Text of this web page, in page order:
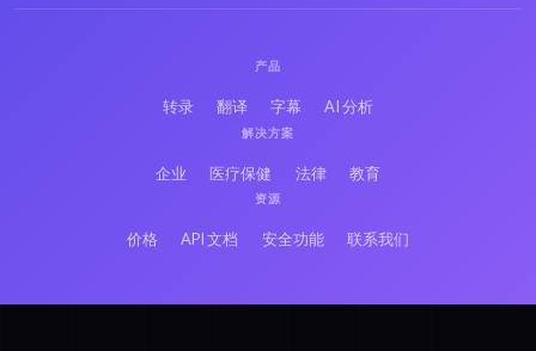
产品
转录 翻译 字幕 AI 分析
解决方案
企业 医疗保健 法律 教育
资源
价格 API 文档 安全功能 联系我们